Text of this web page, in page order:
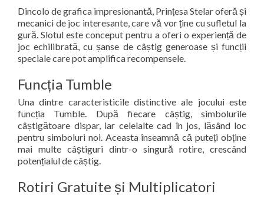
Dincolo de grafica impresionantă, Prințesa Stelar oferă și
mecanici de joc interesante, care vă vor ține cu sufletul la
gură. Slotul este conceput pentru a oferi o experiență de
joc echilibrată, cu șanse de câștig generoase și funcții
speciale care pot amplifica recompensele.
Funcția Tumble
Una dintre caracteristicile distinctive ale jocului este
funcția Tumble. După fiecare câștig, simbolurile
câștigătoare dispar, iar celelalte cad în jos, lăsând loc
pentru simboluri noi. Aceasta înseamnă că puteți obține
mai multe câștiguri dintr-o singură rotire, crescând
potențialul de câștig.
Rotiri Gratuite și Multiplicatori